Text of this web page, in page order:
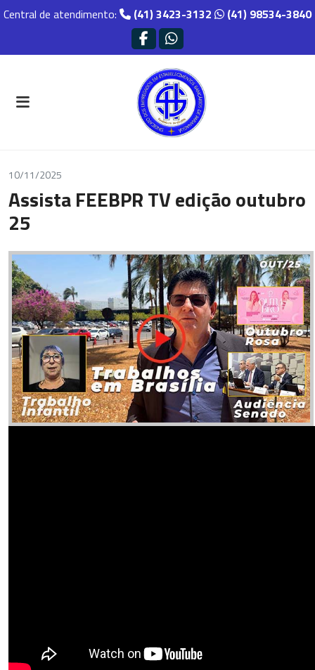
Central de atendimento: (41) 3423-3132 (41) 98534-3840
10/11/2025
Assista FEEBPR TV edição outubro
25